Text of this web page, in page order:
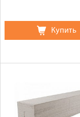
Купить